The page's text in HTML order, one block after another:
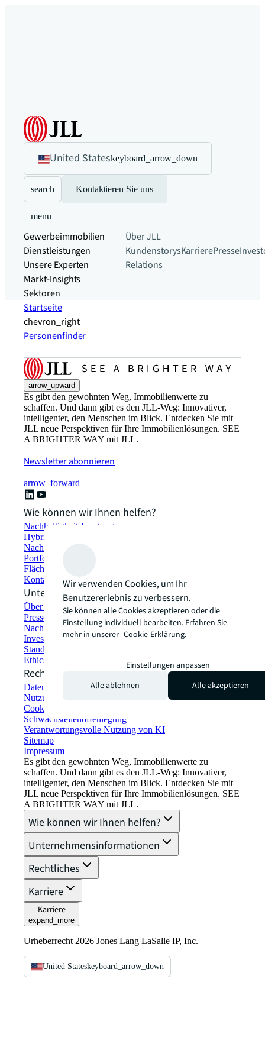
United Stateskeyboard_arrow_down
search Kontaktieren Sie uns
menu
Gewerbeimmobilien
Dienstleistungen
Unsere Experten
Markt-Insights
Sektoren​
Über JLL
KundenstorysKarrierePresse
Relations
Startseite
chevron_right
Personenfinder
arrow_upward
Es gibt den gewohnten Weg, Immobilienwerte zu
schaffen. Und dann gibt es den JLL-Weg: Innovativer,
intelligenter, den Menschen im Blick. Entdecken Sie mit
JLL neue Perspektiven für Ihre Immobilienlösungen. SEE
A BRIGHTER WAY mit JLL.
Newsletter abonnieren
arrow_forward
Wie können wir Ihnen helfen?
Nachhaltigkeitsberatung
Hybride Arbeitsplatzlösungen
Nachhaltiges Bauen und Vermieten
Portfoliomanagement
Flächen finden und mieten
Kontaktieren Sie uns
Unternehmensinformationen
Über JLL
Pressemitteilungen
Nachhaltigkeit bei JLL
Investor Relations
Standorte
Ethics Everywhere
Rechtliches
Datenschutzerklärung
Nutzungsbedingungen
Cookie-Erklärung
Schwachstellenoffenlegung
Verantwortungsvolle Nutzung von KI
Sitemap
Impressum​
Es gibt den gewohnten Weg, Immobilienwerte zu
schaffen. Und dann gibt es den JLL-Weg: Innovativer,
intelligenter, den Menschen im Blick. Entdecken Sie mit
JLL neue Perspektiven für Ihre Immobilienlösungen. SEE
A BRIGHTER WAY mit JLL.
Wie können wir Ihnen helfen?
Unternehmensinformationen
Rechtliches
Karriere
Karriere
expand_more
Urheberrecht 2026 Jones Lang LaSalle IP, Inc.
United Stateskeyboard_arrow_down
Wir verwenden Cookies, um Ihr
Benutzererlebnis zu verbessern.
Sie können alle Cookies akzeptieren oder die
Einstellung individuell bearbeiten. Erfahren Sie
mehr in unserer Cookie-Erklärung.
Einstellungen anpassen
Alle ablehnen
Alle akzeptieren